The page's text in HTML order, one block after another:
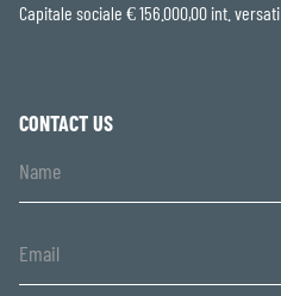
Capitale sociale € 156.000,00 int. versati
CONTACT US